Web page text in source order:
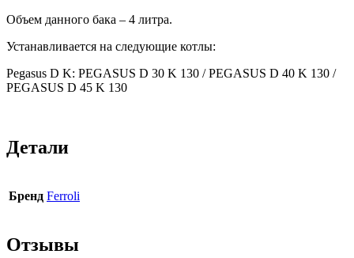
Объем данного бака – 4 литра.
Устанавливается на следующие котлы:
Pegasus D K: PEGASUS D 30 K 130 / PEGASUS D 40 K 130 /
PEGASUS D 45 K 130
Детали
Бренд Ferroli
Отзывы